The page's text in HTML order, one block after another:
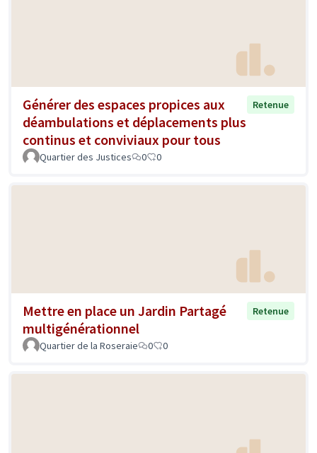
Générer des espaces propices aux
déambulations et déplacements plus
continus et conviviaux pour tous
Retenue
Quartier des Justices 0 0
Mettre en place un Jardin Partagé
multigénérationnel
Retenue
Quartier de la Roseraie 0 0